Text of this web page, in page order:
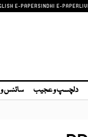
E-PAPERSINDHI E-PAPER
دلچسپ و عجیب سائنس و